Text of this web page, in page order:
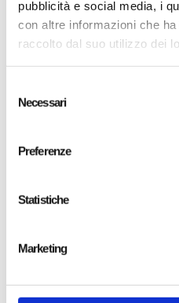
pubblicità e social media, i
con altre informazioni che
raccolto dal suo utilizzo dei
delNecessari
Preferenze
Statistiche
Marketing